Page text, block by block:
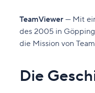
TeamViewer — Mit
des 2005 in
die Mission von
Die